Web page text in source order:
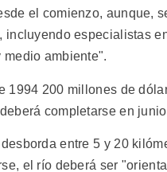
el comienzo, aunque,
incluyendo especialistas
ambiente".
1994 200 millones de
completarse en
entre 5 y 20
el río deberá ser